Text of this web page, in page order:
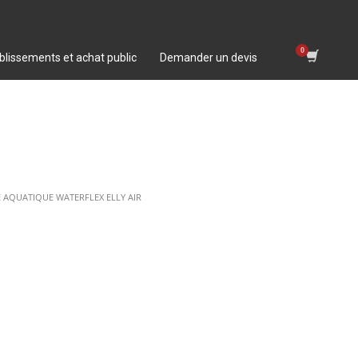
et achat public Demander un devis
WATERFLEX ELLY AIR